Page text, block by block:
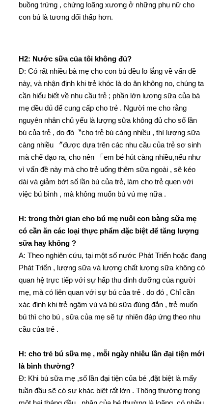
buồng trứng , chứng loãng xương ở những phụ nữ cho
con bú là tương đối thấp hơn.
H2: Nước sữa của tôi không đủ?
Đ: Có rất nhiều bà mẹ cho con bú đều lo lắng về vấn đề
này, và nhận định khi trẻ khóc là do ăn không no, chúng ta
cần hiểu biết về nhu cầu trẻ ; phần lớn lượng sữa của bà
mẹ đều đủ để cung cấp cho trẻ . Người me cho rằng
nguyên nhân chủ yếu là lượng sữa không đủ cho số lần
bú của trẻ , do đó〝cho trẻ bú càng nhiều , thì lượng sữa
càng nhiều 〞được dựa trên các nhu cầu của trẻ sơ sinh
mà chế đạo ra, cho nên 「em bé hút càng nhiều,nếu như
vì vấn đề này mà cho trẻ uống thêm sữa ngoài , sẽ kéo
dài và giảm bớt số lần bú của trẻ, làm cho trẻ quen với
việc bú bình , mà không muốn bú vú mẹ nữa .
H: trong thời gian cho bú mẹ nuôi con bằng sữa mẹ
có cần ăn các loại thực phẩm đặc biệt để tăng lượng
sữa hay không ?
A: Theo nghiên cứu, tại một số nước Phát Triển hoặc đang
Phát Triển , lượng sữa và lượng chất lượng sữa không có
quan hệ trực tiếp với sự hấp thu dinh dưỡng của người
mẹ, mà có liên quan với sự bú của trẻ . do đó , Chỉ cần
xác định khi trẻ ngậm vú và bú sữa đúng đắn , trẻ muốn
bú thì cho bú , sữa của mẹ sẽ tự nhiên đáp ứng theo nhu
cầu của trẻ .
H: cho trẻ bú sữa mẹ , mỗi ngày nhiêu lần đại tiện mới
là bình thường?
Đ: Khi bú sữa mẹ ,số lần đại tiện của bé ,đặt biệt là mấy
tuần đầu sẽ có sự khác biệt rất lớn . Thông thường trong